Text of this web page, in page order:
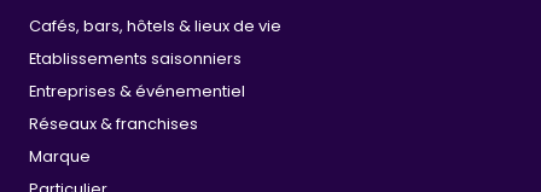
Cafés, bars, hôtels & lieux de vie
Etablissements saisonniers
Entreprises & événementiel
Réseaux & franchises
Marque